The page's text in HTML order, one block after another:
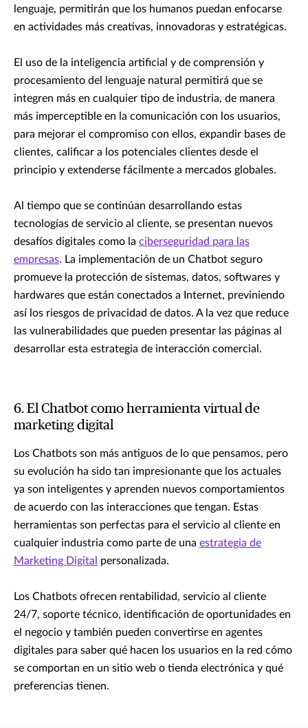
lenguaje, permitirán que los humanos puedan enfocarse
en actividades más creativas, innovadoras y estratégicas.
El uso de la inteligencia artificial y de comprensión y
procesamiento del lenguaje natural permitirá que se
integren más en cualquier tipo de industria, de manera
más imperceptible en la comunicación con los usuarios,
para mejorar el compromiso con ellos, expandir bases de
clientes, calificar a los potenciales clientes desde el
principio y extenderse fácilmente a mercados globales.
Al tiempo que se continúan desarrollando estas
tecnologías de servicio al cliente, se presentan nuevos
desafíos digitales como la ciberseguridad para las
empresas. La implementación de un Chatbot seguro
promueve la protección de sistemas, datos, softwares y
hardwares que están conectados a Internet, previniendo
así los riesgos de privacidad de datos. A la vez que reduce
las vulnerabilidades que pueden presentar las páginas al
desarrollar esta estrategia de interacción comercial.
6. El Chatbot como herramienta virtual de
marketing digital
Los Chatbots son más antiguos de lo que pensamos, pero
su evolución ha sido tan impresionante que los actuales
ya son inteligentes y aprenden nuevos comportamientos
de acuerdo con las interacciones que tengan. Estas
herramientas son perfectas para el servicio al cliente en
cualquier industria como parte de una estrategia de
Marketing Digital
personalizada.
Los Chatbots ofrecen rentabilidad, servicio al cliente
24/7, soporte técnico, identificación de oportunidades en
el negocio y también pueden convertirse en agentes
digitales para saber qué hacen los usuarios en la red cómo
se comportan en un sitio web o tienda electrónica y qué
preferencias tienen.